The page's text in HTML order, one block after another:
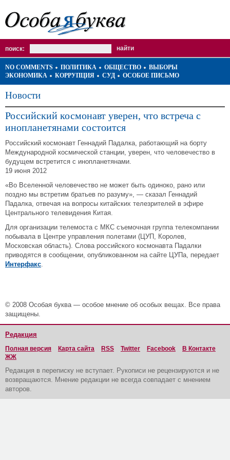
поиск:
NO COMMENTS ПОЛИТИКА ОБЩЕСТВО
ВЫБОРЫ
ЭКОНОМИКА
КОРРУПЦИЯ СУД ОСОБОЕ ПИСЬМО
Новости
Российский космонавт уверен, что встреча с
инопланетянами состоится
Российский космонавт Геннадий Падалка, работающий на борту
Международной космической станции, уверен, что человечество в
будущем встретится с инопланетянами.
19 июня 2012
«Во Вселенной человечество не может быть одиноко, рано или
поздно мы встретим братьев по разуму», — сказал Геннадий
Падалка, отвечая на вопросы китайских телезрителей в эфире
Центрального телевидения Китая.
Для организации телемоста с МКС съемочная группа телекомпании
побывала в Центре управления полетами (ЦУП, Королев,
Московская область). Слова российского космонавта Падалки
приводятся в сообщении, опубликованном на сайте ЦУПа, передает
Интерфакс.
© 2008 Особая буква — особое мнение об особых вещах. Все права
защищены.
Редакция
Полная версия Карта сайта RSS Twitter Facebook
В Контакте
ЖЖ
Редакция в переписку не вступает. Рукописи не рецензируются и не
возвращаются. Мнение редакции не всегда совпадает с мнением
авторов.